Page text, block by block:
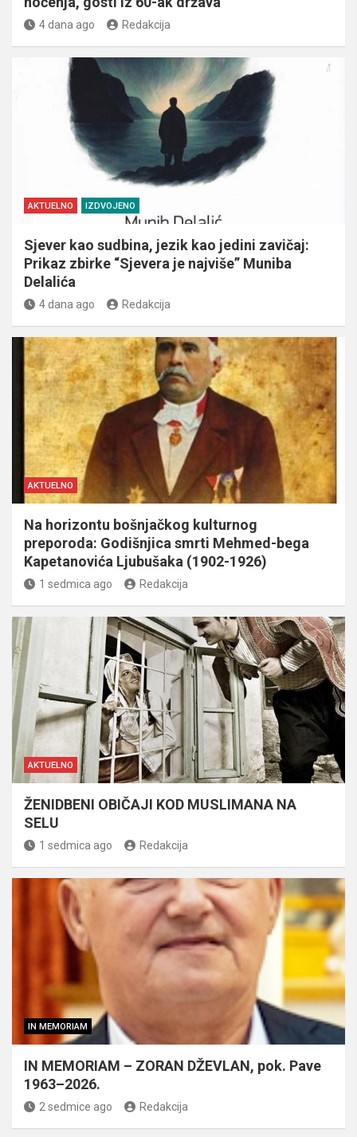
4 dana ago Redakcija
AKTUELNO IZDVOJENO
Sjever kao sudbina, jezik kao jedini zavičaj:
Prikaz zbirke “Sjevera je najviše” Muniba
Delalića
4 dana ago Redakcija
AKTUELNO
Na horizontu bošnjačkog kulturnog
preporoda: Godišnjica smrti Mehmed-bega
Kapetanovića Ljubušaka (1902-1926)
1 sedmica ago Redakcija
AKTUELNO
ŽENIDBENI OBIČAJI KOD MUSLIMANA NA
SELU
1 sedmica ago Redakcija
IN MEMORIAM
IN MEMORIAM – ZORAN DŽEVLAN, pok. Pave
1963–2026.
2 sedmice ago Redakcija